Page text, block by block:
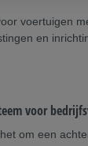
voertuigen
en
voor
om een